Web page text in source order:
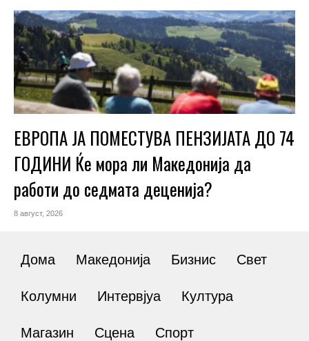
ЕВРОПА ЈА ПОМЕСТУВА ПЕНЗИЈАТА ДО 74
ГОДИНИ Ќе мора ли Македонија да
работи до седмата деценија?
8 август, 2026
Дома Македонија Бизнис Свет
Колумни Интервјуа Култура
Магазин Сцена Спорт